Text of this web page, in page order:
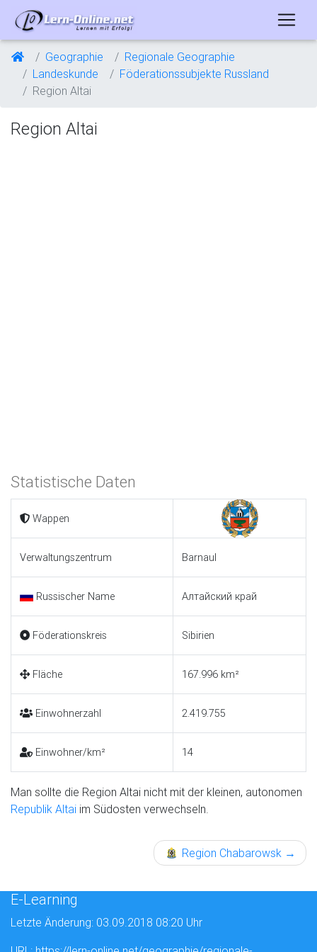
Geographie
Regionale Geographie
Landeskunde
Föderationssubjekte Russland
Region Altai
Region Altai
Statistische Daten
Wappen
Verwaltungszentrum Barnaul
Russischer Name Алтайский край
Föderationskreis Sibirien
Fläche 167.996 km²
Einwohnerzahl 2.419.755
Einwohner/km² 14
Man sollte die Region Altai nicht mit der kleinen, autonomen
Republik Altai im Südosten verwechseln.
Region Chabarowsk →
E-Learning
Letzte Änderung: 03.09.2018 08:20 Uhr